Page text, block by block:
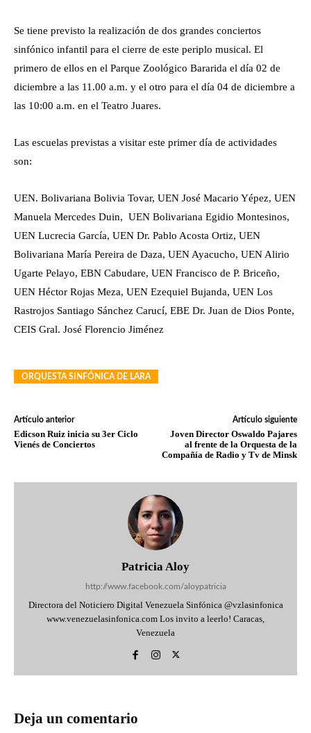
Se tiene previsto la realización de dos grandes conciertos
sinfónico infantil para el cierre de este periplo musical. El
primero de ellos en el Parque Zoológico Bararida el día 02 de
diciembre a las 11.00 a.m. y el otro para el día 04 de diciembre a
las 10:00 a.m. en el Teatro Juares.
Las escuelas previstas a visitar este primer día de actividades
son:
UEN. Bolivariana Bolivia Tovar, UEN José Macario Yépez, UEN
Manuela Mercedes Duin, UEN Bolivariana Egidio Montesinos,
UEN Lucrecia García, UEN Dr. Pablo Acosta Ortiz, UEN
Bolivariana María Pereira de Daza, UEN Ayacucho, UEN Alirio
Ugarte Pelayo, EBN Cabudare, UEN Francisco de P. Briceño,
UEN Héctor Rojas Meza, UEN Ezequiel Bujanda, UEN Los
Rastrojos Santiago Sánchez Carucí, EBE Dr. Juan de Dios Ponte,
CEIS Gral. José Florencio Jiménez
ORQUESTA SINFÓNICA DE LARA
Artículo anterior
Edicson Ruiz inicia su 3er Ciclo
Vienés de Conciertos
Artículo siguiente
Joven Director Oswaldo Pajares
al frente de la Orquesta de la
Compañía de Radio y Tv de Minsk
Patricia Aloy
http://www.facebook.com/aloypatricia
Directora del Noticiero Digital Venezuela Sinfónica @vzlasinfonica
www.venezuelasinfonica.com Los invito a leerlo! Caracas,
Venezuela
Deja un comentario